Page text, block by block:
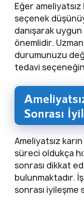
Eğer
seçenek
danışarak uygun
önemlidir.
durumunuzu
tedavi
Sonrası
Ameliyatsız
süreci oldukça
sonrası dikkat
bulunmaktadır.
sonrası iyileşme